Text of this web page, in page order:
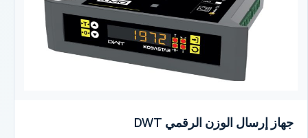
جهاز إرسال الوزن الرقمي DWT